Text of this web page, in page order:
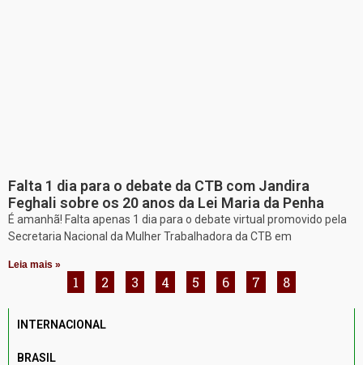
Falta 1 dia para o debate da CTB com Jandira
Feghali sobre os 20 anos da Lei Maria da Penha
É amanhã! Falta apenas 1 dia para o debate virtual promovido pela
Secretaria Nacional da Mulher Trabalhadora da CTB em
Leia mais »
1 2 3 4 5 6 7 8
INTERNACIONAL
BRASIL